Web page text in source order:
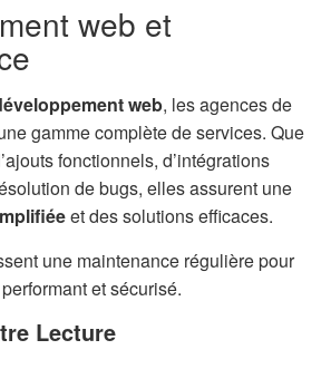
web et
web, les agences de
gamme complète de services. Que
fonctionnels, d’intégrations
de bugs, elles assurent une
et des solutions efficaces.
une maintenance régulière pour
et sécurisé.
Lecture